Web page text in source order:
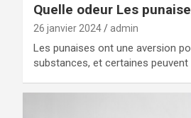
Quelle odeur Les
26 janvier 2024 admin
Les punaises ont une aversion
substances, et certaines